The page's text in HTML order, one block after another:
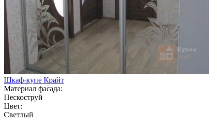
Шкаф-купе Крайт
Материал фасада:
Пескоструй
Цвет:
Светлый